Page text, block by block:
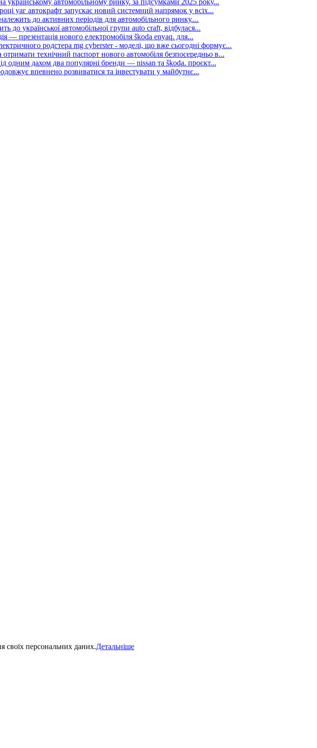
українському автомобільному ринку. за підсумками 2025 року...
уаг автокрафт запускає новий системний напрямок у всіх...
до активних періодів для автомобільного ринку....
до української автомобільної групи auto craft, відбулася...
— презентація нового електромобіля škoda enyaq. для...
родстера mg cyberster - моделі, що вже сьогодні формує...
технічний паспорт нового автомобіля безпосередньо в...
одним дахом два популярні бренди — nissan та škoda. проєкт...
впевнено розвиватися та інвестувати у майбутнє...
своїх персональних даних.Детальніше